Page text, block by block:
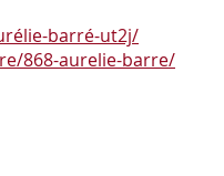
barré-ut2j/
868-aurelie-barre/